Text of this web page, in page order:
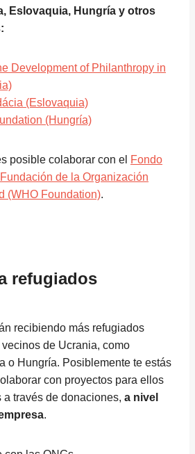
Eslovaquia, Hungría y otros
Development of Philanthropy in
(Eslovaquia)
(Hungría)
posible colaborar con el Fondo
de la Organización
(WHO Foundation).
refugiados
recibiendo más refugiados
de Ucrania, como
o Hungría. Posiblemente te estás
con proyectos para ellos
través de donaciones, a nivel
.